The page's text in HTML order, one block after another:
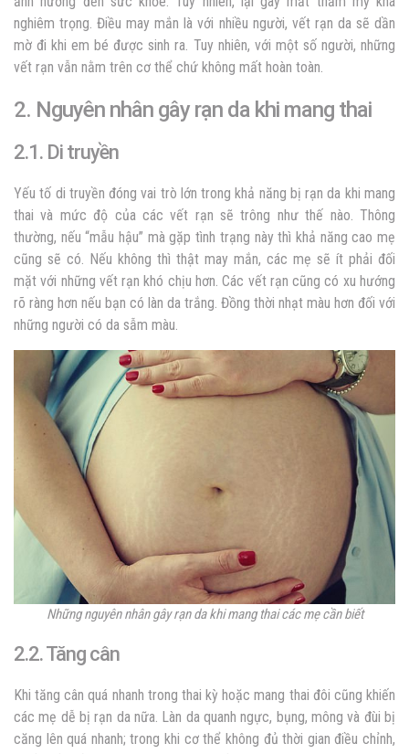
nghiêm trọng. Điều may mắn là với nhiều người, vết rạn da sẽ dần
mờ đi khi em bé được sinh ra. Tuy nhiên, với một số người, những
vết rạn vẫn nằm trên cơ thể chứ không mất hoàn toàn.
2. Nguyên nhân gây rạn da khi mang thai
2.1. Di truyền
Yếu tố di truyền đóng vai trò lớn trong khả năng bị rạn da khi mang
thai và mức độ của các vết rạn sẽ trông như thế nào. Thông
thường, nếu “mẫu hậu” mà gặp tình trạng này thì khả năng cao mẹ
cũng sẽ có. Nếu không thì thật may mắn, các mẹ sẽ ít phải đối
mặt với những vết rạn khó chịu hơn. Các vết rạn cũng có xu hướng
rõ ràng hơn nếu bạn có làn da trắng. Đồng thời nhạt màu hơn đối với
những người có da sẫm màu.
Những nguyên nhân gây rạn da khi mang thai các mẹ cần biết
2.2. Tăng cân
Khi tăng cân quá nhanh trong thai kỳ hoặc mang thai đôi cũng khiến
các mẹ dễ bị rạn da nữa. Làn da quanh ngực, bụng, mông và đùi bị
căng lên quá nhanh; trong khi cơ thể không đủ thời gian điều chỉnh,